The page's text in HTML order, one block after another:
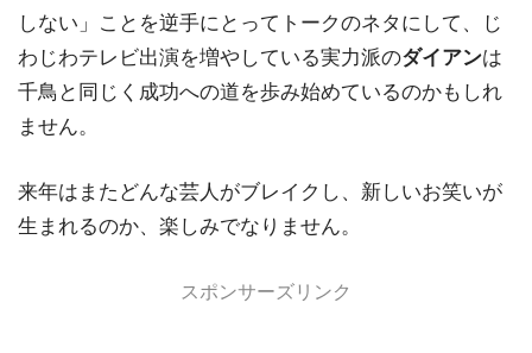
しない」ことを逆手にとってトークのネタにして、じ
わじわテレビ出演を増やしている実力派のダイアンは
千鳥と同じく成功への道を歩み始めているのかもしれ
ません。
来年はまたどんな芸人がブレイクし、新しいお笑いが
生まれるのか、楽しみでなりません。
スポンサーズリンク